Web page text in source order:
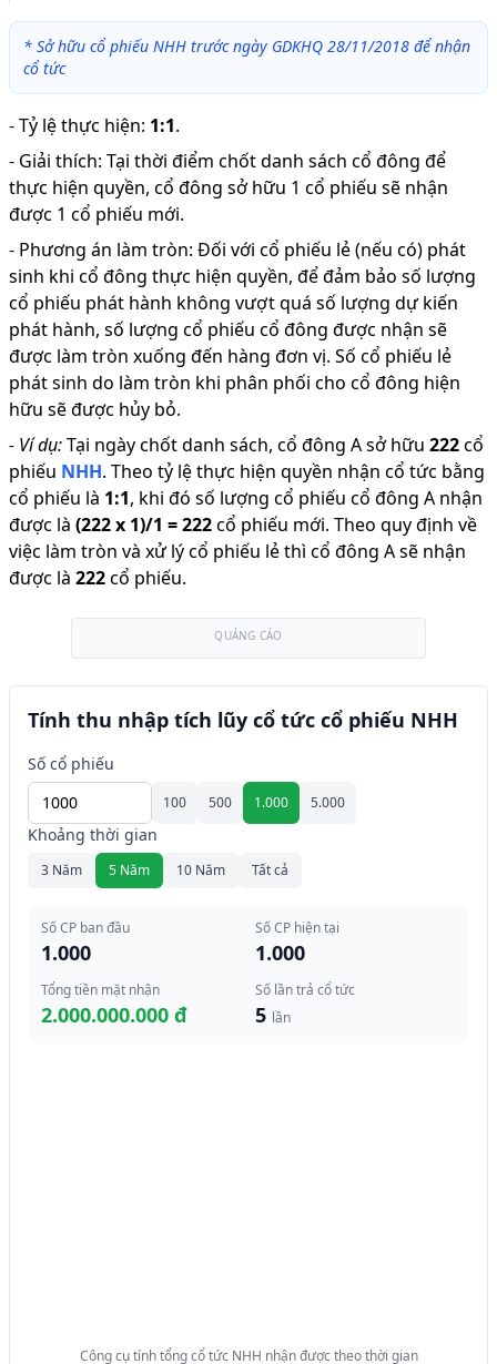
* Sở hữu cổ phiếu NHH trước ngày GDKHQ 28/11/2018 để nhận
cổ tức
-Tỷ lệ thực hiện: 1:1.
- Giải thích: Tại thời điểm chốt danh sách cổ đông để
thực hiện quyền, cổ đông sở hữu 1 cổ phiếu sẽ nhận
được 1 cổ phiếu mới.
- Phương án làm tròn: Đối với cổ phiếu lẻ (nếu có) phát
sinh khi cổ đông thực hiện quyền, để đảm bảo số lượng
cổ phiếu phát hành không vượt quá số lượng dự kiến
phát hành, số lượng cổ phiếu cổ đông được nhận sẽ
được làm tròn xuống đến hàng đơn vị. Số cổ phiếu lẻ
phát sinh do làm tròn khi phân phối cho cổ đông hiện
hữu sẽ được hủy bỏ.
- Ví dụ:Tại ngày chốt danh sách, cổ đông A sở hữu 222cổ
phiếu NHH. Theo tỷ lệ thực hiện quyền nhận cổ tức bằng
cổ phiếu là 1:1, khi đó số lượng cổ phiếu cổ đông A nhận
được là (222x 1)/1 =222cổ phiếu mới. Theo quy định về
việc làm tròn và xử lý cổ phiếu lẻ thì cổ đông A sẽ nhận
được là 222cổ phiếu.
QUẢNG CÁO
Tính thu nhập tích lũy cổ tức cổ phiếu NHH
Số cổ phiếu
100 500 1.000 5.000
Khoảng thời gian
3 Năm 5 Năm 10 Năm Tất cả
Số CP ban đầu
1.000
Số CP hiện tại
1.000
Tổng tiền mặt nhận
2.000.000.000 đ
Số lần trả cổ tức
5 lần
Công cụ tính tổng cổ tức NHH nhận được theo thời gian